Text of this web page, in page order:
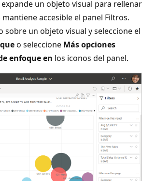
un objeto visual para rellenar
accesible el panel Filtros.
sobre un objeto visual y seleccione el
o seleccione Más opciones
enfoque en los iconos del panel.